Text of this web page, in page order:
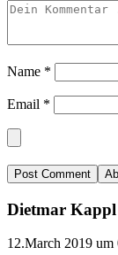
Name *
Email *
Dietmar Kappl
12.March 2019